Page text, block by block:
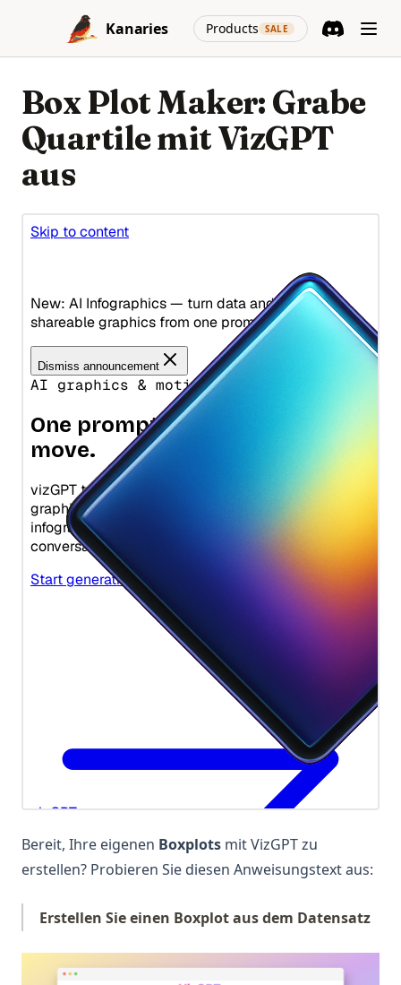
Skip to content
Kanaries
Products SALE
(opens in a
Box Plot Maker: Grabe
Quartile mit VizGPT
aus
Bereit, Ihre eigenen Boxplots mit VizGPT zu
erstellen? Probieren Sie diesen Anweisungstext aus:
Erstellen Sie einen Boxplot aus dem Datensatz